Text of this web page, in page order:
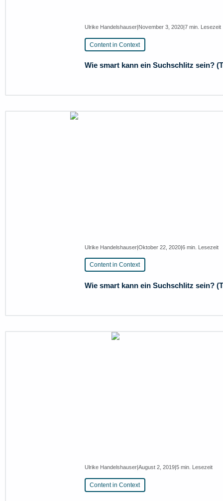
Ulrike Handelshauser|November 3, 2020|7 min. Lesezeit
Content in Context
Wie smart kann ein Suchschlitz sein?
Ulrike Handelshauser|Oktober 22, 2020|6 min. Lesezeit
Content in Context
Wie smart kann ein Suchschlitz sein?
Ulrike Handelshauser| August 2, 2019| 5 min. Lesezeit
Content in Context